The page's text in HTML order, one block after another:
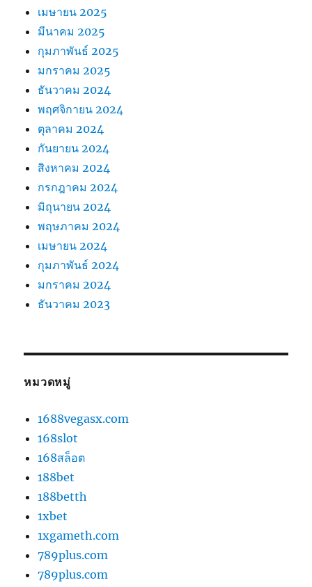
เมษายน 2025
มีนาคม 2025
กุมภาพันธ์ 2025
มกราคม 2025
ธันวาคม 2024
พฤศจิกายน 2024
ตุลาคม 2024
กันยายน 2024
สิงหาคม 2024
กรกฎาคม 2024
มิถุนายน 2024
พฤษภาคม 2024
เมษายน 2024
กุมภาพันธ์ 2024
มกราคม 2024
ธันวาคม 2023
หมวดหมู่
1688vegasx.com
168slot
168สล็อต
188bet
188betth
1xbet
1xgameth.com
789plus.com
789plus.com